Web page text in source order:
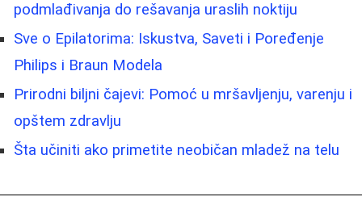
podmlađivanja do rešavanja uraslih noktiju
Sve o Epilatorima: Iskustva, Saveti i Poređenje
Philips i Braun Modela
Prirodni biljni čajevi: Pomoć u mršavljenju, varenju i
opštem zdravlju
Šta učiniti ako primetite neobičan mladež na telu